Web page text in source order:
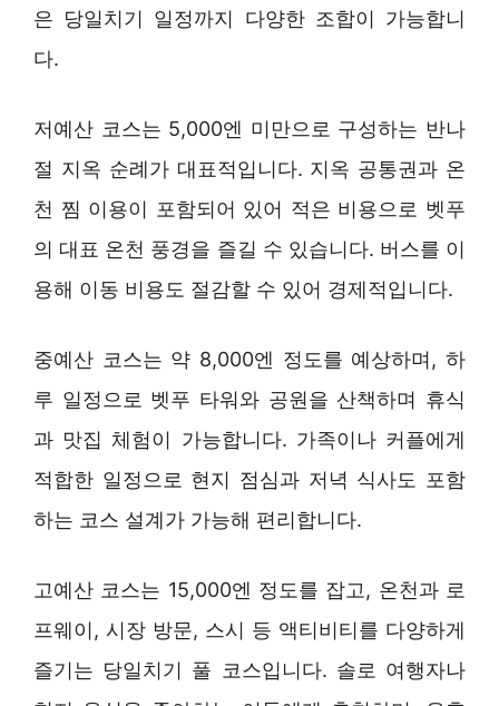
은 당일치기 일정까지 다양한 조합이 가능합니
다.
저예산 코스는 5,000엔 미만으로 구성하는 반나
절 지옥 순례가 대표적입니다. 지옥 공통권과 온
천 찜 이용이 포함되어 있어 적은 비용으로 벳푸
의 대표 온천 풍경을 즐길 수 있습니다. 버스를 이
용해 이동 비용도 절감할 수 있어 경제적입니다.
중예산 코스는 약 8,000엔 정도를 예상하며, 하
루 일정으로 벳푸 타워와 공원을 산책하며 휴식
과 맛집 체험이 가능합니다. 가족이나 커플에게
적합한 일정으로 현지 점심과 저녁 식사도 포함
하는 코스 설계가 가능해 편리합니다.
고예산 코스는 15,000엔 정도를 잡고, 온천과 로
프웨이, 시장 방문, 스시 등 액티비티를 다양하게
즐기는 당일치기 풀 코스입니다. 솔로 여행자나